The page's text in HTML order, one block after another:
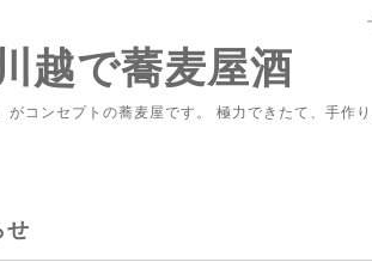
越で蕎麦屋酒
がコンセプトの蕎麦屋です。 極力できたて、手作
せ